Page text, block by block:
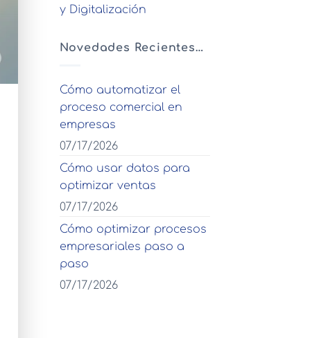
y Digitalización
Novedades Recientes…
Cómo automatizar el
proceso comercial en
empresas
07/17/2026
Cómo usar datos para
optimizar ventas
07/17/2026
Cómo optimizar procesos
empresariales paso a
paso
07/17/2026